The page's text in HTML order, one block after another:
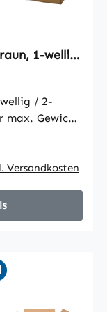
1-wellig,
Optik *
mit Packband
Versandkosten